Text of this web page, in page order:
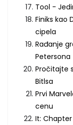
Tool -
Finiks kao
cipela
Rađanje
Petersona
Pročitajte
Bitlsa
Prvi
cenu
It: